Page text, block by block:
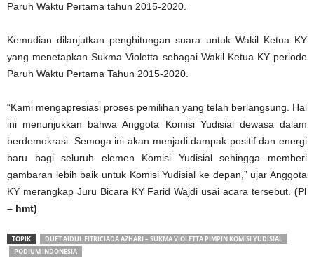
Paruh Waktu Pertama tahun 2015-2020.
Kemudian dilanjutkan penghitungan suara untuk Wakil Ketua KY
yang menetapkan Sukma Violetta sebagai Wakil Ketua KY periode
Paruh Waktu Pertama Tahun 2015-2020.
“Kami mengapresiasi proses pemilihan yang telah berlangsung. Hal
ini menunjukkan bahwa Anggota Komisi Yudisial dewasa dalam
berdemokrasi. Semoga ini akan menjadi dampak positif dan energi
baru bagi seluruh elemen Komisi Yudisial sehingga memberi
gambaran lebih baik untuk Komisi Yudisial ke depan,” ujar Anggota
KY merangkap Juru Bicara KY Farid Wajdi usai acara tersebut. (PI
– hmt)
TOPIK
DUET AIDUL FITRICIADA AZHARI – SUKMA VIOLETTA PIMPIN KOMISI YUDISIAL
PODIUM INDONESIA